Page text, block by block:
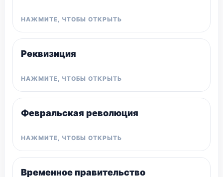
Реквизиция
Февральская революция
Временное правительство